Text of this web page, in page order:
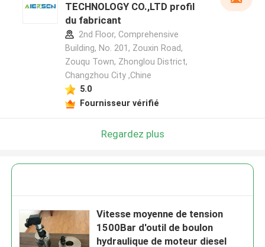
TECHNOLOGY CO.,LTD profil
du fabricant
2nd Floor, Comprehensive
Building, No. 201, Zouxin Road,
Zouqu Town, Zhonglou District,
Changzhou City ,Chine
5.0
Fournisseur vérifié
Regardez plus
Vitesse moyenne de tension
1500Bar d'outil de boulon
hydraulique de moteur diesel